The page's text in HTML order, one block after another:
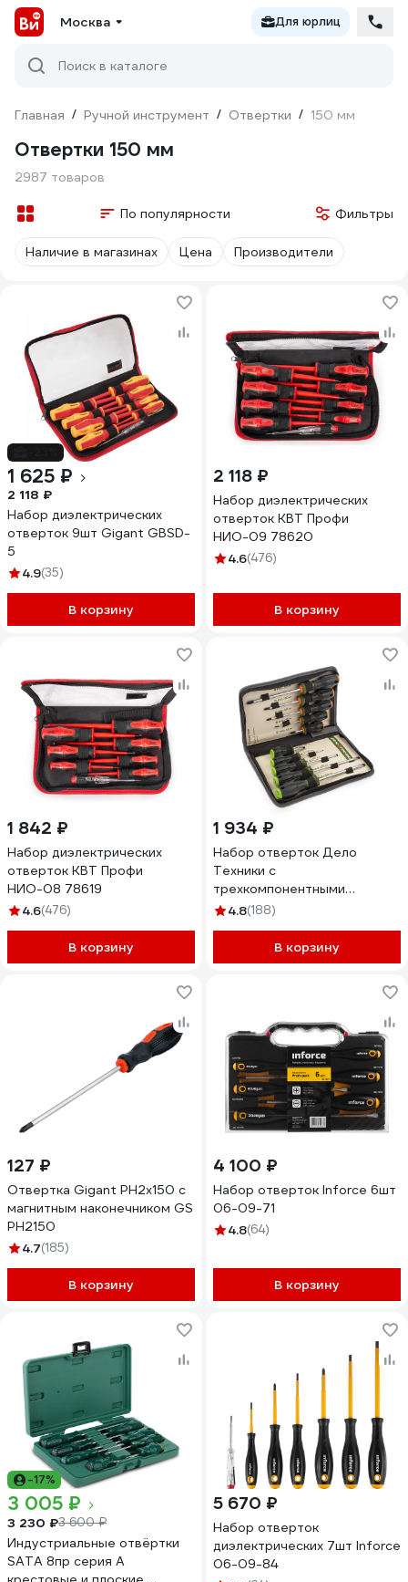
Москва Для юрлиц
Поиск в каталоге
Главная / Ручной инструмент / Отвертки / 150 мм
Отвертки 150 мм
2987 товаров
По популярности Фильтры
Наличие в магазинах Цена Производители
1 625 ₽
2 118 ₽
Набор диэлектрических
отверток 9шт Gigant GBSD-
5
4.9(35)
В корзину
2 118 ₽
Набор диэлектрических
отверток КВТ Профи
НИО-09 78620
4.6(476)
В корзину
1 842 ₽
Набор диэлектрических
отверток КВТ Профи
НИО-08 78619
4.6(476)
В корзину
1 934 ₽
Набор отверток Дело
Техники c
трехкомпонентными
рукоятками PH, SL; 10шт.
4.8(188)
В корзину
127 ₽
Отвертка Gigant PH2x150 с
магнитным наконечником GS
PH2150
4.7(185)
В корзину
4 100 ₽
Набор отверток Inforce 6шт
06-09-71
4.8(64)
В корзину
-17%
3 005 ₽
3 230 ₽3 600 ₽
Индустриальные отвёртки
SATA 8пр серия А
5 670 ₽
Набор отверток
диэлектрических 7шт Inforce
06-09-84